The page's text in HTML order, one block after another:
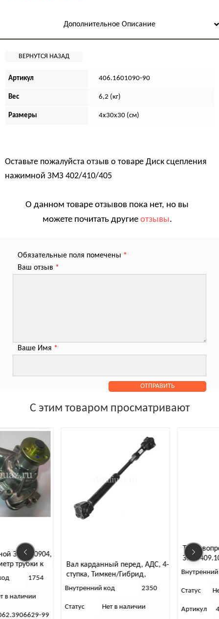
Дополнительное Описание
Артикул 406.1601090-90
Вес 6,2 (кг)
Размеры 4х30х30 (см)
Оставьте пожалуйста отзыв о товаре Диск сцепления
нажимной ЗМЗ 402/410/405
О данном товаре отзывов пока нет, но вы
можете почитать другие отзывы.
Обязательные поля помечены *
Ваш отзыв *
Ваше Имя *
С этим товаром просматривают
ЗМЗ-40904,
трубки к
1754
наличии
99
Вал карданный перед, АДС, 4-
ступка, Тимкен/Гибрид,
Евро-4.
Внутренний код 2350
Статус Нет в наличии
ЗМЗ-409.10
Внутренний
Статус
Артикул